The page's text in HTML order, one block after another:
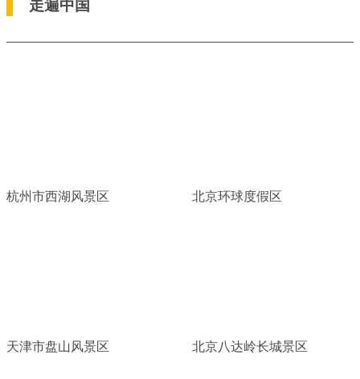
走遍中国
杭州市西湖风景区 北京环球度假区
天津市盘山风景区 北京八达岭长城景区